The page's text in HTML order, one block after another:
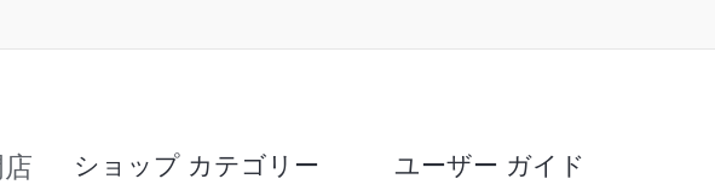
ショップ カテゴリー ユーザー ガイド